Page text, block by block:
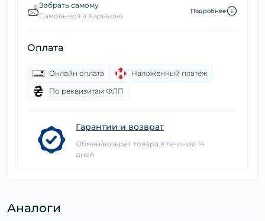
Забрать самому
Самовывоз в Харькове
Подробнее
Оплата
Онлайн оплата
Наложенный платёж
По реквизитам ФЛП
Гарантии и возврат
Обмен/возврат товара в течение 14
дней
Аналоги